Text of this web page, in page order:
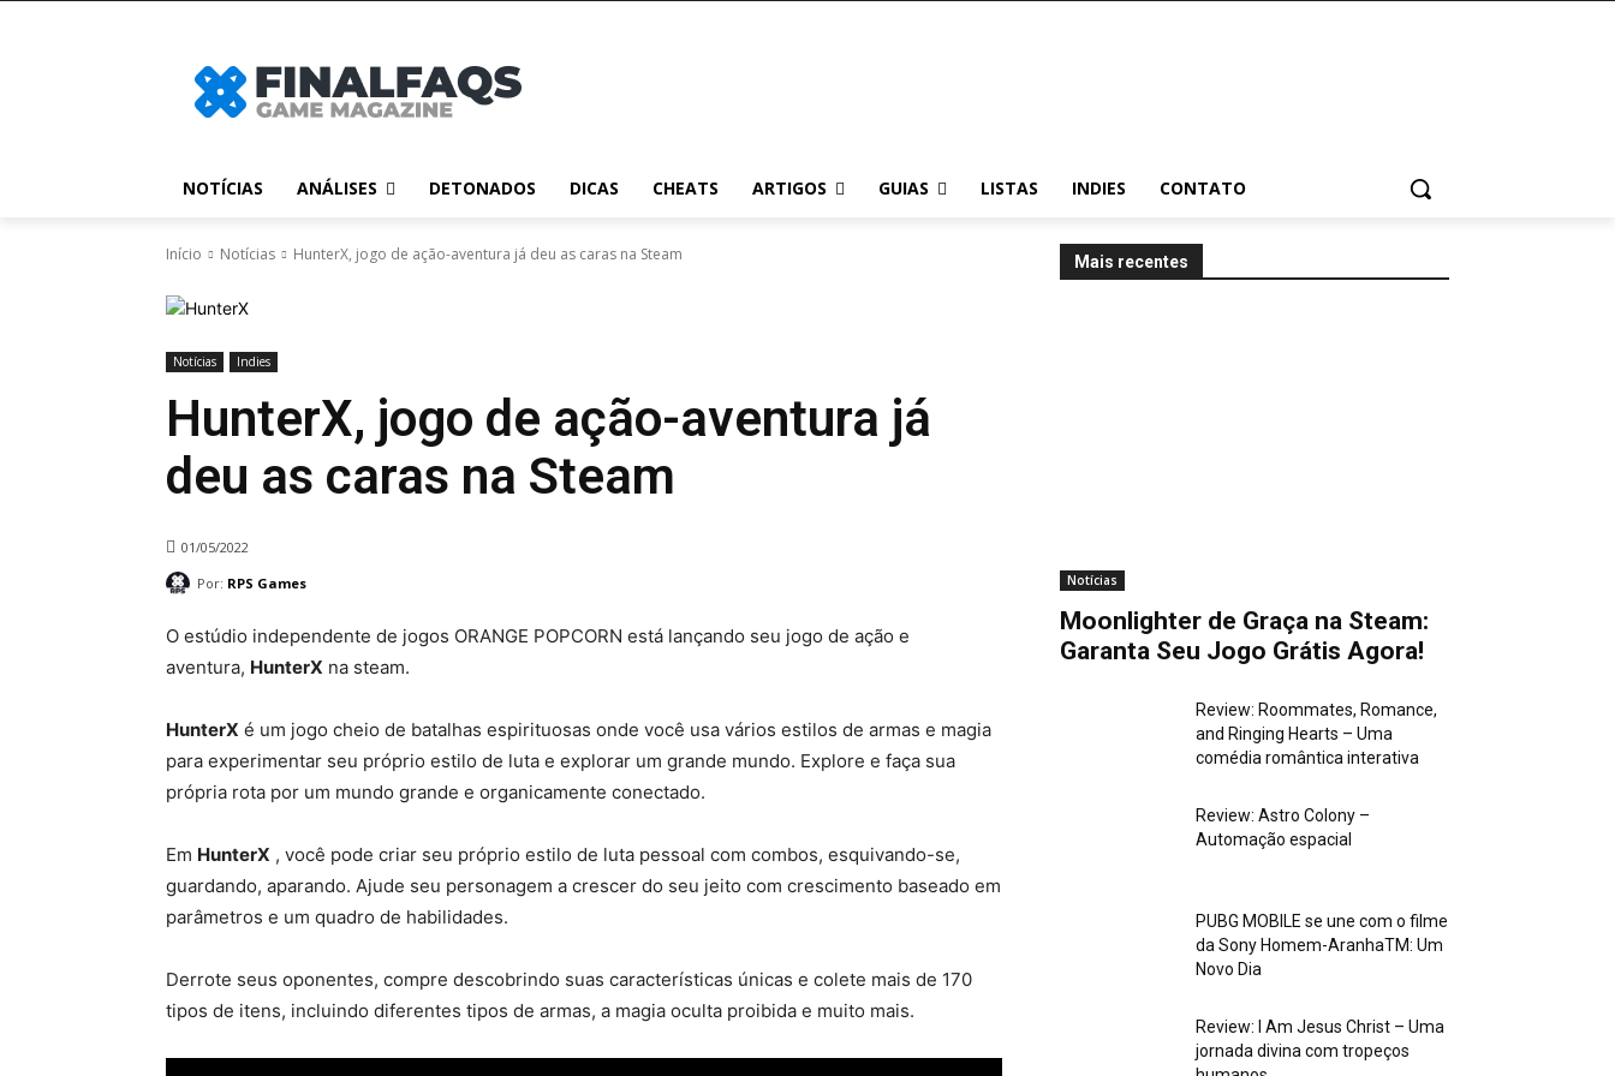
NOTÍCIAS ANÁLISES DETONADOS DICAS CHEATS ARTIGOS GUIAS LISTAS INDIES CONTATO
Início Notícias HunterX, jogo de ação-aventura já deu as caras na Steam
Notícias Indies
HunterX, jogo de ação-aventura já
deu as caras na Steam
01/05/2022
Por: RPS Games
O estúdio independente de jogos ORANGE POPCORN está lançando seu jogo de ação e
aventura, HunterX na steam.
HunterX é um jogo cheio de batalhas espirituosas onde você usa vários estilos de armas e magia
para experimentar seu próprio estilo de luta e explorar um grande mundo. Explore e faça sua
própria rota por um mundo grande e organicamente conectado.
Em HunterX , você pode criar seu próprio estilo de luta pessoal com combos, esquivando-se,
guardando, aparando. Ajude seu personagem a crescer do seu jeito com crescimento baseado em
parâmetros e um quadro de habilidades.
Derrote seus oponentes, compre descobrindo suas características únicas e colete mais de 170
tipos de itens, incluindo diferentes tipos de armas, a magia oculta proibida e muito mais.
Mais recentes
Notícias
Moonlighter de Graça na Steam:
Garanta Seu Jogo Grátis Agora!
Review: Roommates, Romance,
and Ringing Hearts – Uma
comédia romântica interativa
Review: Astro Colony –
Automação espacial
PUBG MOBILE se une com o filme
da Sony Homem-AranhaTM: Um
Novo Dia
Review: I Am Jesus Christ – Uma
jornada divina com tropeços